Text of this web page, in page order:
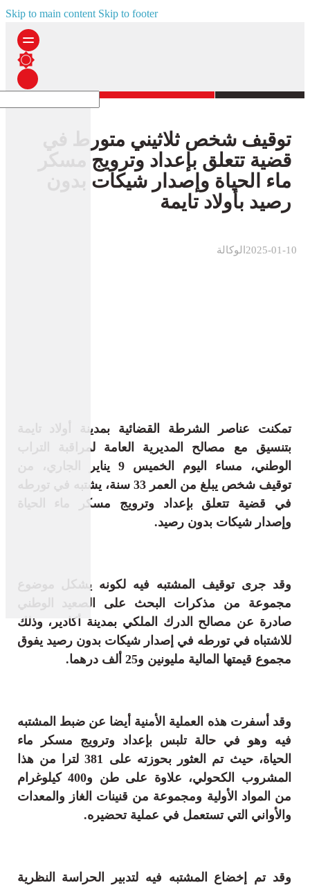
Skip to main content Skip to footer
توقيف شخص ثلاثيني متورط في
قضية تتعلق بإعداد وترويج مسكر
ماء الحياة وإصدار شيكات بدون
رصيد بأولاد تايمة
الوكالة2025-01-10
تمكنت عناصر الشرطة القضائية بمدينة أولاد تايمة
بتنسيق مع مصالح المديرية العامة لمراقبة التراب
الوطني، مساء اليوم الخميس 9 يناير الجاري، من
توقيف شخص يبلغ من العمر 33 سنة، يشتبه في تورطه
في قضية تتعلق بإعداد وترويج مسكر ماء الحياة
وإصدار شيكات بدون رصيد.
وقد جرى توقيف المشتبه فيه لكونه يشكل موضوع
مجموعة من مذكرات البحث على الصعيد الوطني
صادرة عن مصالح الدرك الملكي بمدينة أكادير، وذلك
للاشتباه في تورطه في إصدار شيكات بدون رصيد يفوق
مجموع قيمتها المالية مليونين و25 ألف درهما.
وقد أسفرت هذه العملية الأمنية أيضا عن ضبط المشتبه
فيه وهو في حالة تلبس بإعداد وترويج مسكر ماء
الحياة، حيث تم العثور بحوزته على 381 لترا من هذا
المشروب الكحولي، علاوة على طن و400 كيلوغرام
من المواد الأولية ومجموعة من قنينات الغاز والمعدات
والأواني التي تستعمل في عملية تحضيره.
وقد تم إخضاع المشتبه فيه لتدبير الحراسة النظرية